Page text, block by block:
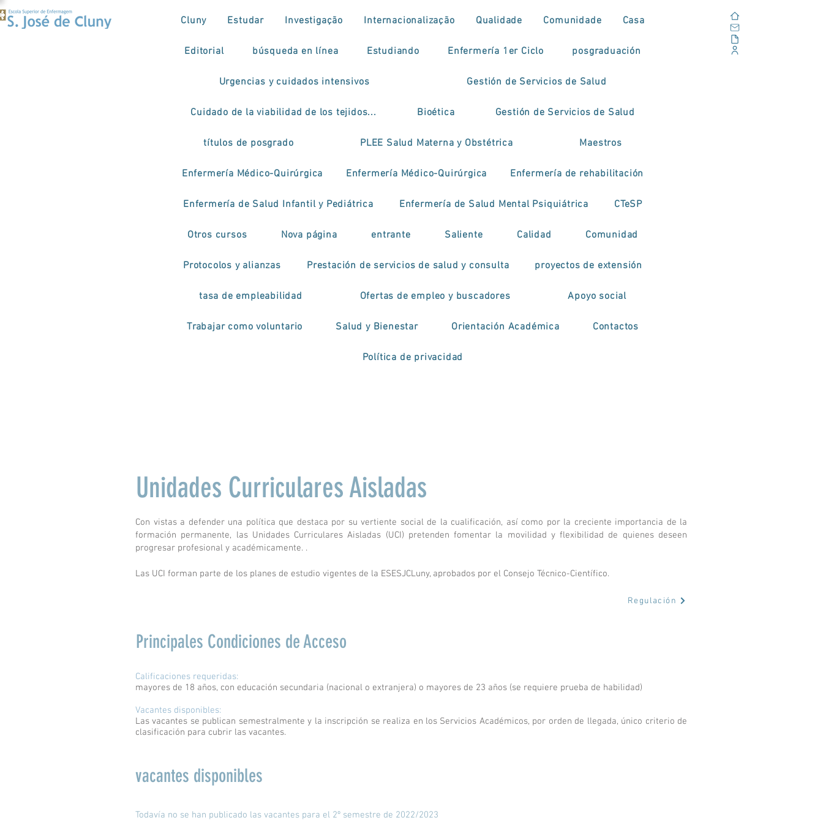
Cluny Estudar Investigação Internacionalização Qualidade Comunidade Casa
Editorial búsqueda en línea Estudiando Enfermería 1er Ciclo posgraduación
Urgencias y cuidados intensivos Gestión de Servicios de Salud
Cuidado de la viabilidad de los tejidos... Bioética Gestión de Servicios de Salud
títulos de posgrado PLEE Salud Materna y Obstétrica Maestros
Enfermería Médico-Quirúrgica Enfermería Médico-Quirúrgica Enfermería de rehabilitación
Enfermería de Salud Infantil y Pediátrica Enfermería de Salud Mental Psiquiátrica CTeSP
Otros cursos Nova página entrante Saliente Calidad Comunidad
Protocolos y alianzas Prestación de servicios de salud y consulta proyectos de extensión
tasa de empleabilidad Ofertas de empleo y buscadores Apoyo social
Trabajar como voluntario Salud y Bienestar Orientación Académica Contactos
Política de privacidad
Unidades Curriculares Aisladas
Con vistas a defender una política que destaca por su vertiente social de la cualificación, así como por la creciente importancia de la
formación permanente, las Unidades Curriculares Aisladas (UCI) pretenden fomentar la movilidad y flexibilidad de quienes deseen
progresar profesional y académicamente. .
Las UCI forman parte de los planes de estudio vigentes de la ESESJCLuny, aprobados por el Consejo Técnico-Científico.
Regulación
Principales Condiciones de Acceso
Calificaciones requeridas:
mayores de 18 años, con educación secundaria (nacional o extranjera) o mayores de 23 años (se requiere prueba de habilidad)
Vacantes disponibles:
Las vacantes se publican semestralmente y la inscripción se realiza en los Servicios Académicos, por orden de llegada, único criterio de
clasificación para cubrir las vacantes.
vacantes disponibles
Todavía no se han publicado las vacantes para el 2º semestre de 2022/2023